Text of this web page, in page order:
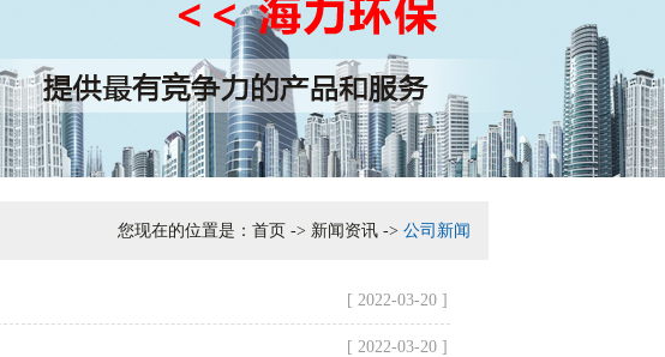
您现在的位置是： 首页 -> 新闻资讯 -> 公司新闻
[ 2022-03-20 ]
[ 2022-03-20 ]